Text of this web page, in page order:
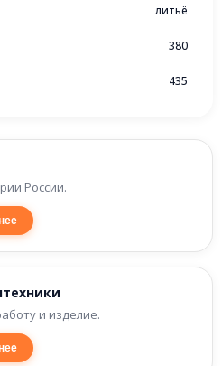
России.
и изделие.
литьё
380
435